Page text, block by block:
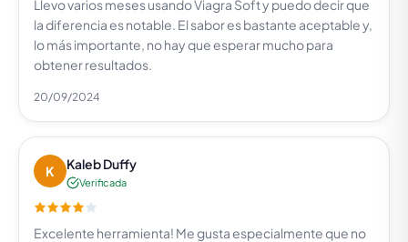
Llevo varios meses usando Viagra Soft y puedo decir que
la diferencia es notable. El sabor es bastante aceptable y,
lo más importante, no hay que esperar mucho para
obtener resultados.
20/09/2024
K Kaleb Duffy
Verificada
Excelente herramienta! Me gusta especialmente que no